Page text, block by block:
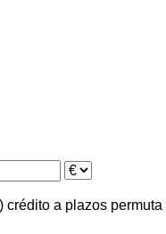
crédito a plazos permuta